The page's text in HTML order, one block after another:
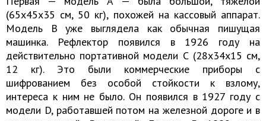
(65x45x35 см, 50 кг), похожей на кассовый аппарат.
Модель В уже выглядела как обычная пишущая
машинка. Рефлектор появился в 1926 году на
действительно портативной модели С (28x34x15 см,
12 кг). Это были коммерческие приборы с
шифрованием без особой стойкости к взлому,
интереса к ним не было. Он появился в 1927 году с
модели D, работавшей потом на железной дороге и в